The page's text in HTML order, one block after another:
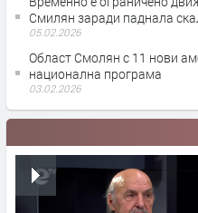
Смилян заради паднала
05.02.2026
Област Смолян с 11 нови
национална програма
03.02.2026